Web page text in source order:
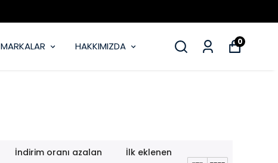
MARKALAR HAKKIMIZDA 0
İndirim oranı azalan İlk eklenen